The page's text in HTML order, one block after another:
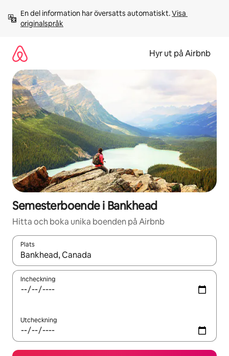
innehåll
En del information har översatts automatiskt. Visa
originalspråk
Hyr ut på Airbnb
Semesterboende i Bankhead
Hitta och boka unika boenden på Airbnb
Plats
När resultaten är tillgängliga kan du navigera med upp- och
Incheckning
Utcheckning